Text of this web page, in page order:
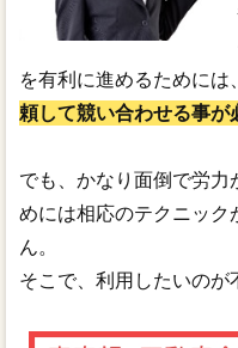
を有利に進めるためには、
頼して競い合わせる事が
でも、かなり面倒で労力
めには相応のテクニック
ん。
そこで、利用したいのが